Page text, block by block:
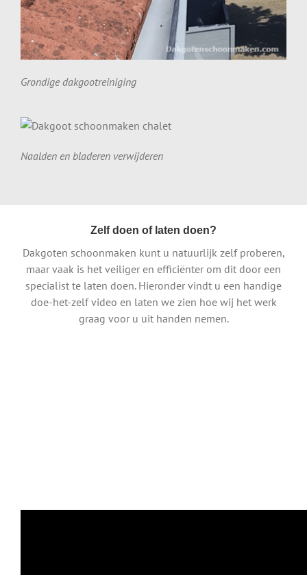
Grondige dakgootreiniging
Naalden en bladeren verwijderen
Zelf doen of laten doen?
Dakgoten schoonmaken kunt u natuurlijk zelf proberen,
maar vaak is het veiliger en efficiënter om dit door een
specialist te laten doen. Hieronder vindt u een handige
doe-het-zelf video en laten we zien hoe wij het werk
graag voor u uit handen nemen.